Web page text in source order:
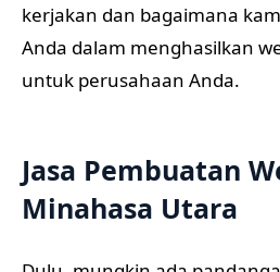
kerjakan dan bagaimana
Anda dalam menghasilkan
untuk perusahaan Anda.
Jasa Pembuatan
Minahasa Utara